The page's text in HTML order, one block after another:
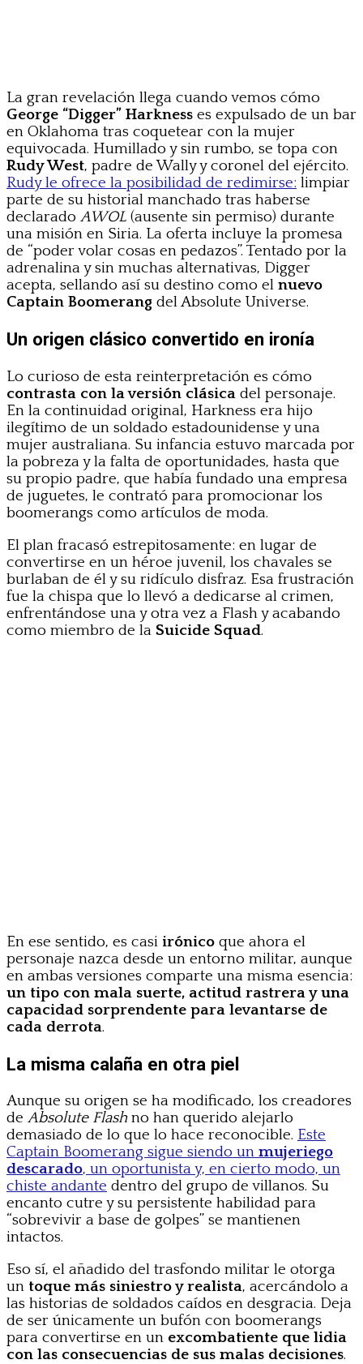
La gran revelación llega cuando vemos cómo
George “Digger” Harkness es expulsado de un bar
en Oklahoma tras coquetear con la mujer
equivocada. Humillado y sin rumbo, se topa con
Rudy West, padre de Wally y coronel del ejército.
Rudy le ofrece la posibilidad de redimirse: limpiar
parte de su historial manchado tras haberse
declaradoAWOL (ausente sin permiso) durante
una misión en Siria. La oferta incluye la promesa
de “poder volar cosas en pedazos”. Tentado por la
adrenalina y sin muchas alternativas, Digger
acepta, sellando así su destino como el nuevo
Captain Boomerang del Absolute Universe.
Un origen clásico convertido en ironía
Lo curioso de esta reinterpretación es cómo
contrasta con la versión clásica del personaje.
En la continuidad original, Harkness era hijo
ilegítimo de un soldado estadounidense y una
mujer australiana. Su infancia estuvo marcada por
la pobreza y la falta de oportunidades, hasta que
su propio padre, que había fundado una empresa
de juguetes, le contrató para promocionar los
boomerangs como artículos de moda.
El plan fracasó estrepitosamente: en lugar de
convertirse en un héroe juvenil, los chavales se
burlaban de él y su ridículo disfraz. Esa frustración
fue la chispa que lo llevó a dedicarse al crimen,
enfrentándose una y otra vez a Flash y acabando
como miembro de la Suicide Squad.
En ese sentido, es casi irónico que ahora el
personaje nazca desde un entorno militar, aunque
en ambas versiones comparte una misma esencia:
un tipo con mala suerte, actitud rastrera y una
capacidad sorprendente para levantarse de
cada derrota.
La misma calaña en otra piel
Aunque su origen se ha modificado, los creadores
deAbsolute Flashno han querido alejarlo
demasiado de lo que lo hace reconocible. Este
Captain Boomerang sigue siendo un mujeriego
descarado, un oportunista y, en cierto modo, un
chiste andante dentro del grupo de villanos. Su
encanto cutre y su persistente habilidad para
“sobrevivir a base de golpes” se mantienen
intactos.
Eso sí, el añadido del trasfondo militar le otorga
un toque más siniestro y realista, acercándolo a
las historias de soldados caídos en desgracia. Deja
de ser únicamente un bufón con boomerangs
para convertirse en un excombatiente que lidia
con las consecuencias de sus malas decisiones.